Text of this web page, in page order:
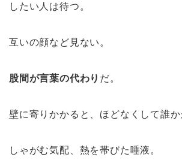
したい人は待つ。
互いの顔など見ない。
股間が言葉の代わり だ。
壁に寄りかかると、ほどなくして誰か
しゃがむ気配、熱を帯びた唾液。